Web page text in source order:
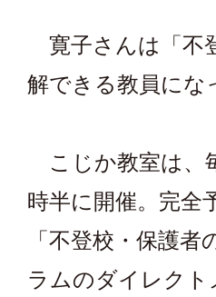
寛子さんは「不
解できる教員にな
こじか教室は、
時半に開催。完全
「不登校・保護
ラムのダイレク